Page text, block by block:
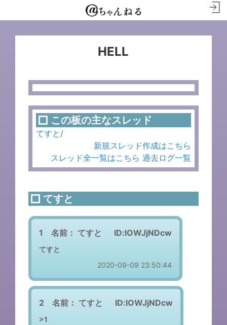
HELL
この板の主なスレッド
てすと /
新規スレッド作成はこちら
スレッド全一覧はこちら 過去ログ一覧
てすと
1 名前： てすと ID:lOWJjNDcw
てすと
2020-09-09 23:50:44
2 名前： てすと ID:lOWJjNDcw
>1